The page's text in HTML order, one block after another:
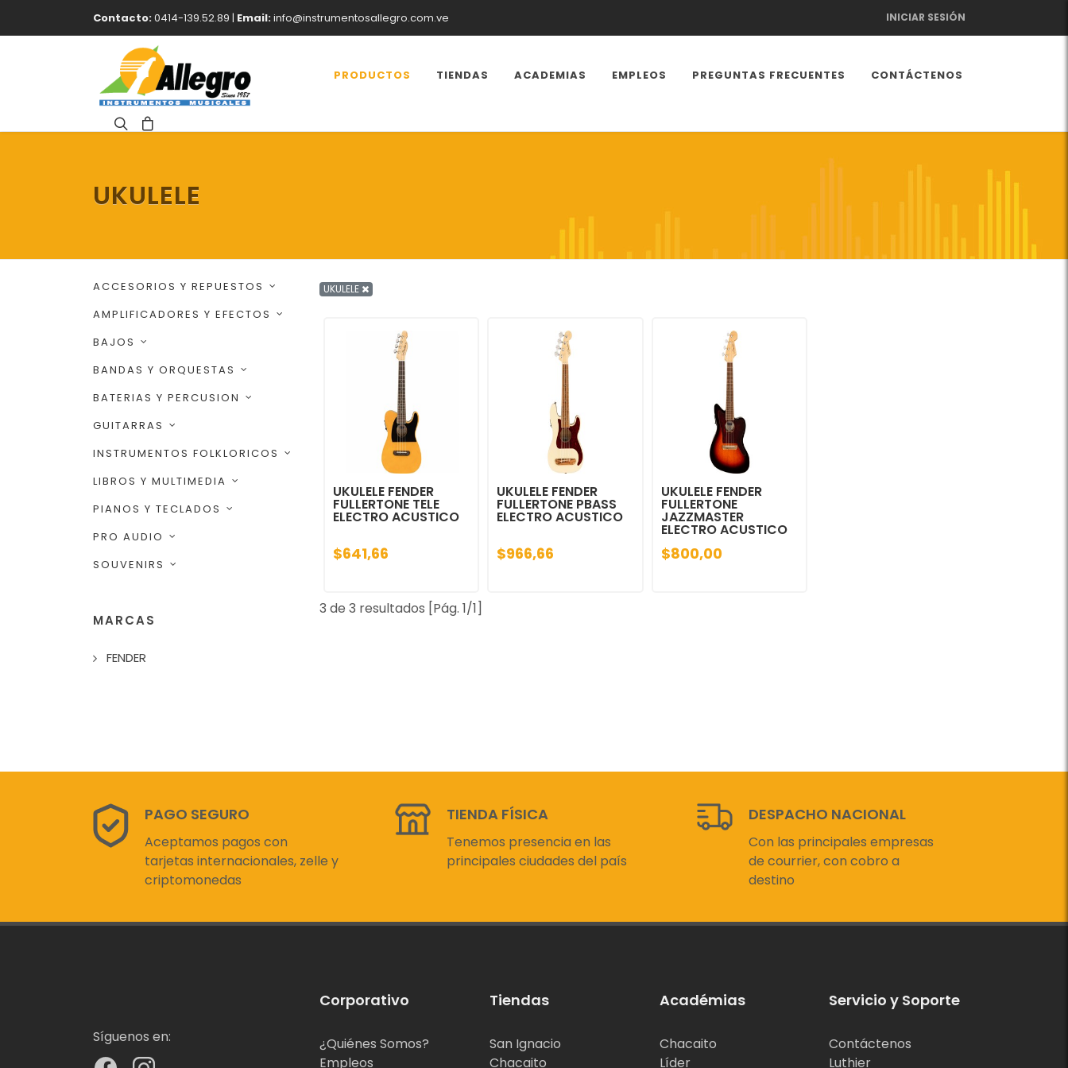
Contacto:0414-139.52.89 | Email:info@instrumentosallegro.com.ve INICIAR SESIÓN
PRODUCTOS TIENDAS ACADEMIAS EMPLEOS PREGUNTAS FRECUENTES CONTÁCTENOS
UKULELE
ACCESORIOS Y REPUESTOS
AMPLIFICADORES Y EFECTOS
BAJOS
BANDAS Y ORQUESTAS
BATERIAS Y PERCUSION
GUITARRAS
INSTRUMENTOS FOLKLORICOS
LIBROS Y MULTIMEDIA
PIANOS Y TECLADOS
PRO AUDIO
SOUVENIRS
MARCAS
FENDER
UKULELE
UKULELE FENDER
FULLERTONE TELE
ELECTRO ACUSTICO
$641,66
UKULELE FENDER
FULLERTONE PBASS
ELECTRO ACUSTICO
$966,66
UKULELE FENDER
FULLERTONE
JAZZMASTER
ELECTRO ACUSTICO
$800,00
3 de 3 resultados [Pág. 1/1]
PAGO SEGURO
Aceptamos pagos con
tarjetas internacionales, zelle y
criptomonedas
TIENDA FÍSICA
Tenemos presencia en las
principales ciudades del país
DESPACHO NACIONAL
Con las principales empresas
de courrier, con cobro a
destino
Síguenos en:
Corporativo
¿Quiénes Somos?
Empleos
Tiendas
San Ignacio
Chacaito
Académias
Chacaito
Líder
Servicio y Soporte
Contáctenos
Luthier